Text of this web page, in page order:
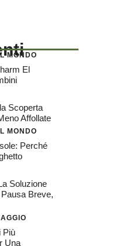
MONDO
El
Scoperta
Affollate
MONDO
Perché
Soluzione
Breve,
Più
Una